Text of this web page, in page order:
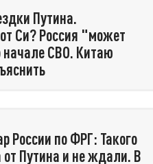
Путина.
Си? Россия "может
СВО. Китаю
России по ФРГ: Такого
от Путина и не ждали. В